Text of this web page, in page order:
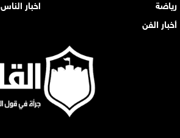
رياضة
اخبار الناس
أخبار الفن